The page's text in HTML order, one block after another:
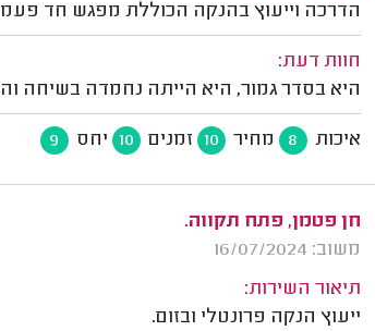
הדרכה וייעוץ בהנקה הכוללת מפגש חד
חוות דעת:
היא בסדר גמור, היא הייתה נחמדה בשיחה
איכות 8 מחיר 10 זמנים 10 יחס 9
חן פטמן, פתח תקווה.
משוב: 16/07/2024
תיאור השירות:
ייעוץ הנקה פרונטלי ובזום.